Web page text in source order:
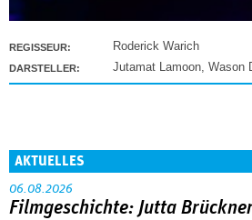
REGISSEUR: Roderick Warich
DARSTELLER: Jutamat Lamoon, Wason
AKTUELLES
06.08.2026
Filmgeschichte: Jutta